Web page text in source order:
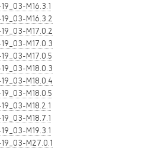
M16.3.1
M16.3.2
M17.0.2
M17.0.3
M17.0.5
M18.0.3
M18.0.4
M18.0.5
M18.2.1
M18.7.1
M19.3.1
M27.0.1